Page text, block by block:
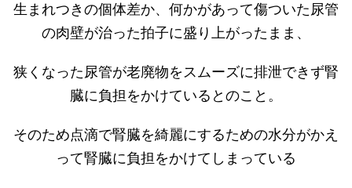
生まれつきの個体差か、何かがあって傷ついた尿管
の肉壁が治った拍子に盛り上がったまま、
狭くなった尿管が老廃物をスムーズに排泄できず腎
臓に負担をかけているとのこと。
そのため点滴で腎臓を綺麗にするための水分がかえ
って腎臓に負担をかけてしまっている